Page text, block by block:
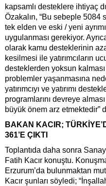
kapsamlı desteklere ihtiyaç
Özakalın, “Bu sebeple 5084
tek elden ve eski / yeni
uygulanması gerekiyor.
olarak kamu desteklerinin
kesilmesi ile yatırımcıların
desteklerden yoksun
problemler yaşanmasına
yatırımcıyı ve yatırımı
programlarını devreye
büyük önem arz etmektedir”
BAKAN KACIR;
361’E ÇIKTI
Toplantıda daha sonra
Fatih Kacır konuştu.
Erzurum’da bulunmaktan
Kacır şunları söyledi;